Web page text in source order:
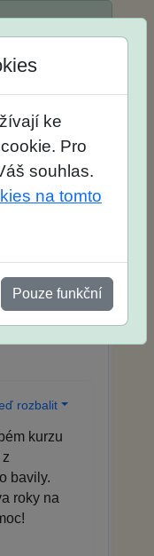
2026/2027!
Košík
ke
Pro
souhlas.
na tomto
Pouze funkční
rozbalit
kurzu
bavily.
roky na